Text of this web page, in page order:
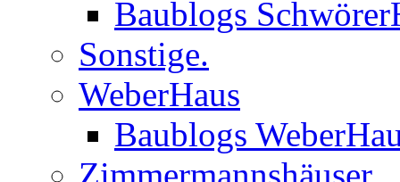
Baublogs
Sonstige.
WeberHaus
Baublogs